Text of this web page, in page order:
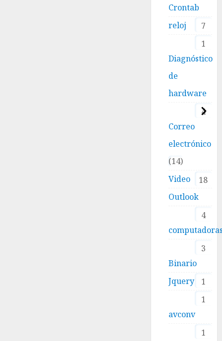
Crontab
7
reloj
1
Diagnóstico
de
hardware
4
Correo
electrónico
14
Video
18
Outlook
4
3
Binario
1
Jquery
1
avconv
1